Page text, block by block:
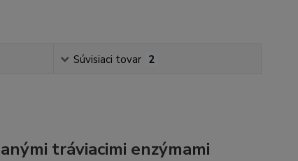
Súvisiaci tovar 2
tráviacimi enzýmami